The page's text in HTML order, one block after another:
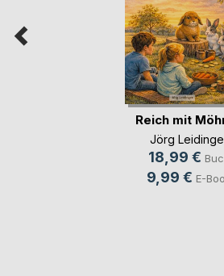
Reich mit
Jörg
18,99 €
9,99 € E-